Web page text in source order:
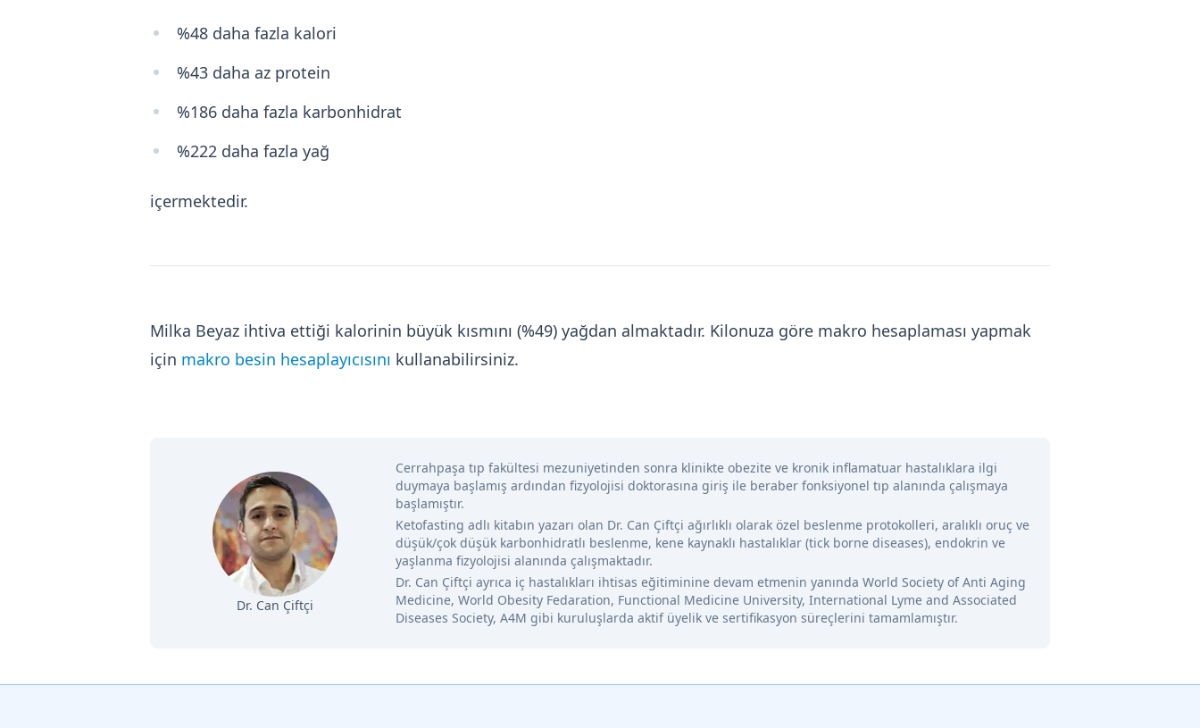
%48 daha fazla kalori
%43 daha az protein
%186 daha fazla karbonhidrat
%222 daha fazla yağ
içermektedir.
Milka Beyaz ihtiva ettiği kalorinin büyük kısmını (%49) yağdan almaktadır. Kilonuza göre makro hesaplaması yapmak
için makro besin hesaplayıcısını kullanabilirsiniz.
Dr. Can Çiftçi
Cerrahpaşa tıp fakültesi mezuniyetinden sonra klinikte obezite ve kronik inflamatuar hastalıklara ilgi
duymaya başlamış ardından fizyolojisi doktorasına giriş ile beraber fonksiyonel tıp alanında çalışmaya
başlamıştır.
Ketofasting adlı kitabın yazarı olan Dr. Can Çiftçi ağırlıklı olarak özel beslenme protokolleri, aralıklı oruç ve
düşük/çok düşük karbonhidratlı beslenme, kene kaynaklı hastalıklar (tick borne diseases), endokrin ve
yaşlanma fizyolojisi alanında çalışmaktadır.
Dr. Can Çiftçi ayrıca iç hastalıkları ihtisas eğitiminine devam etmenin yanında World Society of Anti Aging
Medicine, World Obesity Fedaration, Functional Medicine University, International Lyme and Associated
Diseases Society, A4M gibi kuruluşlarda aktif üyelik ve sertifikasyon süreçlerini tamamlamıştır.